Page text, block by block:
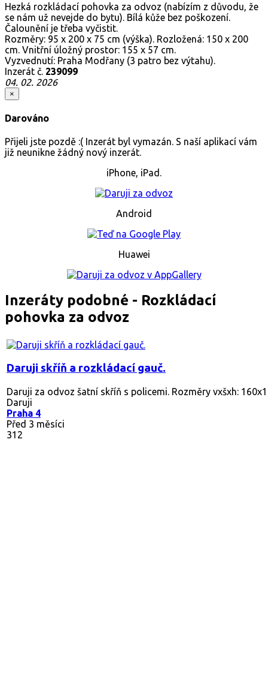
Hezká rozkládací pohovka za odvoz (nabízím z důvodu, že
se nám už nevejde do bytu). Bílá kůže bez poškození.
Čalounění je třeba vyčistit.
Rozměry: 95 x 200 x 75 cm (výška). Rozložená: 150 x 200
cm. Vnitřní úložný prostor: 155 x 57 cm.
Vyzvednutí: Praha Modřany (3 patro bez výtahu).
Inzerát č. 239099
04. 02. 2026
×
Darováno
Přijeli jste pozdě :( Inzerát byl vymazán. S naší aplikací vám
již neunikne žádný nový inzerát.
iPhone, iPad.
Android
Huawei
Inzeráty podobné - Rozkládací
pohovka za odvoz
Daruji skříň a rozkládací gauč.
Daruji za odvoz šatní skříň s policemi. Rozměry vxšxh:
Daruji
Praha 4
Před 3 měsíci
312